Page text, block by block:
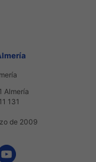
Almería
131
de 2009